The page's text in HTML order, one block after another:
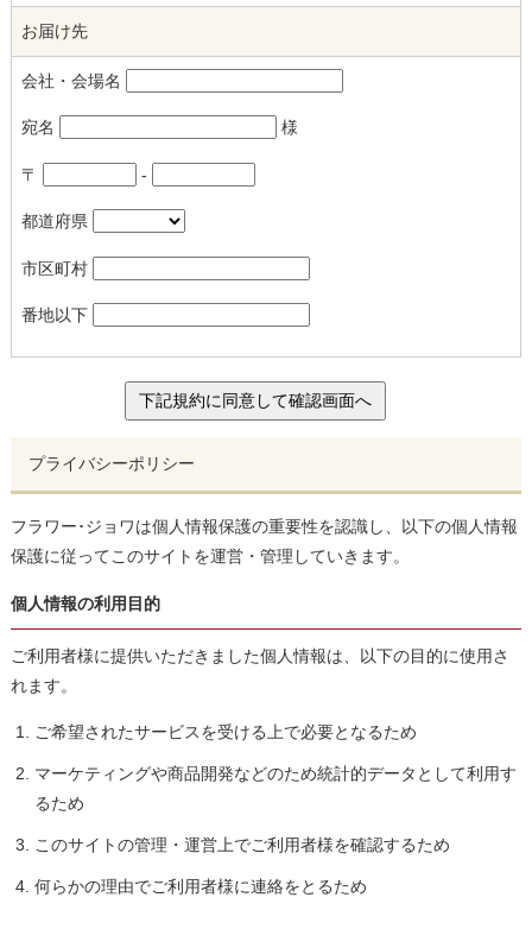
お届け先
会社・会場名
宛名 様
〒 -
都道府県
市区町村
番地以下
プライバシーポリシー
フラワー･ジョワは個人情報保護の重要性を認識し、以下の個人情報
保護に従ってこのサイトを運営・管理していきます。
個人情報の利用目的
ご利用者様に提供いただきました個人情報は、以下の目的に使用さ
れます。
ご希望されたサービスを受ける上で必要となるため
マーケティングや商品開発などのため統計的データとして利用す
るため
このサイトの管理・運営上でご利用者様を確認するため
何らかの理由でご利用者様に連絡をとるため